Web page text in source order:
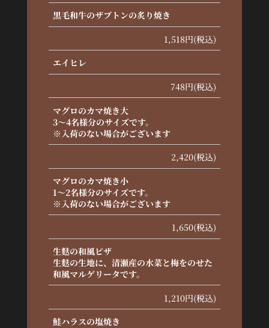
黒毛和牛のザブトンの炙り焼き
1,518円(税込)
エイヒレ
748円(税込)
マグロのカマ焼き大
3〜4名様分のサイズです。
※入荷のない場合がございます
2,420(税込)
マグロのカマ焼き小
1〜2名様分のサイズです。
※入荷のない場合がございます
1,650(税込)
生麩の和風ピザ
生麩の生地に、清瀬産の水菜と梅をのせた
和風マルゲリータです。
1,210円(税込)
鮭ハラスの塩焼き